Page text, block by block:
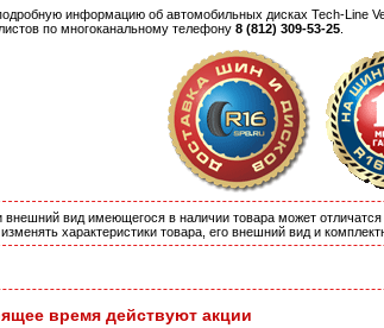
информацию об автомобильных дисках Tech-Line
по многоканальному телефону 8 (812) 309-53-25
внешний вид имеющегося в наличии товара может
характеристики товара, его внешний вид и
время действуют акции